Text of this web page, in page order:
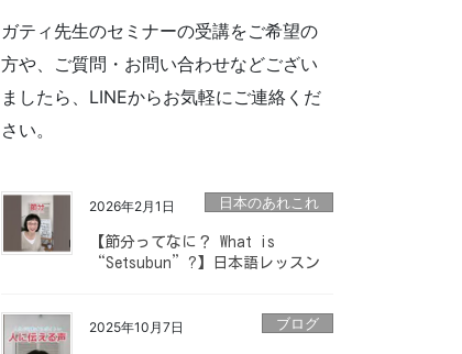
ガティ先生のセミナーの受講をご希望の
方や、ご質問・お問い合わせなどござい
ましたら、LINEからお気軽にご連絡くだ
さい。
2026年2月1日 日本のあれこれ
【節分ってなに？ What is
“Setsubun”?】日本語レッスン
2025年10月7日 ブログ